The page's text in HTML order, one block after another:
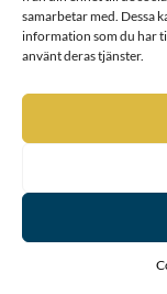
samarbetar med. Dessa
information som du har
använt deras tjänster.
Porträtt•